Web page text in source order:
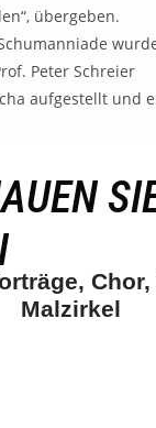
übergeben.
Peter Schreier
aufgestellt und
Malzirkel